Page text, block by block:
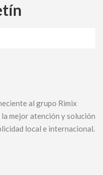
al grupo Rimix
mejor atención y solución
local e internacional.